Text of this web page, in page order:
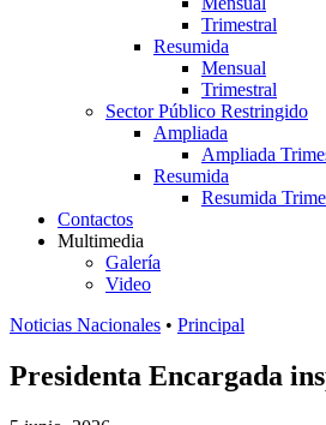
Trimestral
Resumida
Mensual
Trimestral
Sector Público Restringido
Ampliada
Ampliada
Resumida
Resumida
Contactos
Multimedia
Galería
Video
Noticias Nacionales • Principal
Presidenta Encargada